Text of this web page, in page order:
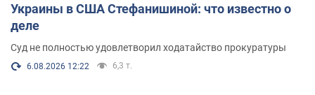
Украины в США Стефанишиной: что известно о
деле
Суд не полностью удовлетворил ходатайство прокуратуры
6.08.2026 12:22 6,3 т.